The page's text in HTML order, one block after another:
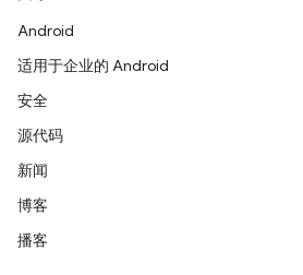
Android
适用于企业的 Android
安全
源代码
新闻
博客
播客